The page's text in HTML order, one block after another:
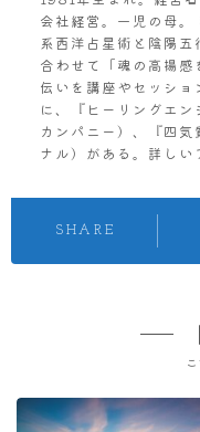
会社経営。一児の母
系西洋占星術と陰陽
合わせて「魂の高揚
伝いを講座やセッシ
に、『ヒーリングエ
カンパニー）、『四
ナル）がある。詳しい
SHARE